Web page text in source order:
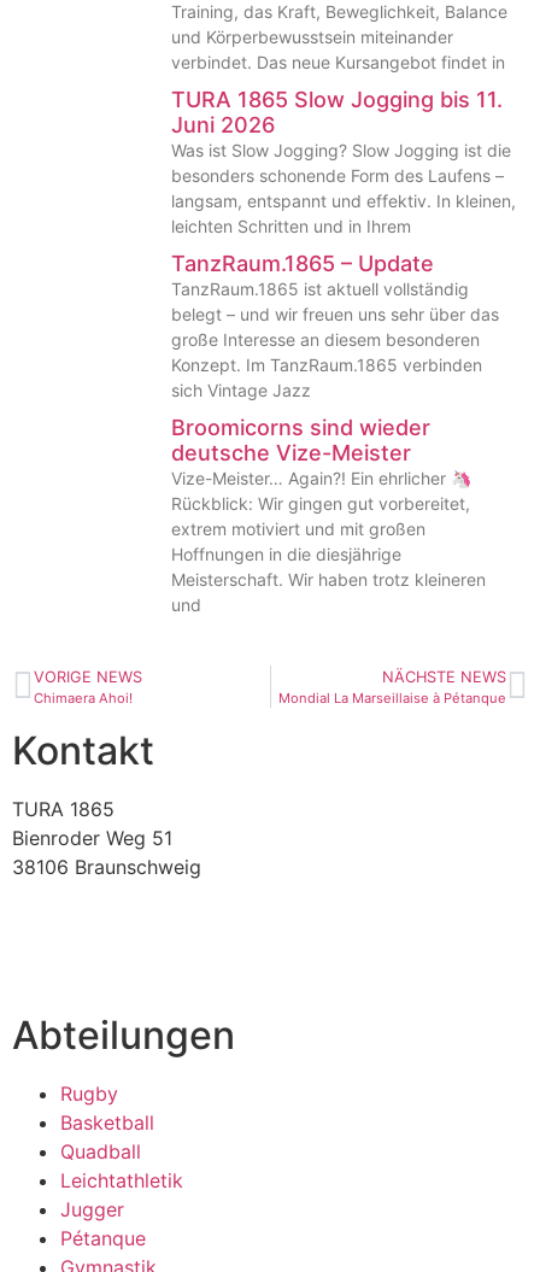
Training, das Kraft, Beweglichkeit, Balance
und Körperbewusstsein miteinander
verbindet. Das neue Kursangebot findet in
TURA 1865 Slow Jogging bis 11.
Juni 2026
Was ist Slow Jogging? Slow Jogging ist die
besonders schonende Form des Laufens –
langsam, entspannt und effektiv. In kleinen,
leichten Schritten und in Ihrem
TanzRaum.1865 – Update
TanzRaum.1865 ist aktuell vollständig
belegt – und wir freuen uns sehr über das
große Interesse an diesem besonderen
Konzept. Im TanzRaum.1865 verbinden
sich Vintage Jazz
Broomicorns sind wieder
deutsche Vize-Meister
Vize-Meister… Again?! Ein ehrlicher 🦄
Rückblick: Wir gingen gut vorbereitet,
extrem motiviert und mit großen
Hoffnungen in die diesjährige
Meisterschaft. Wir haben trotz kleineren
und
VORIGE NEWS
Chimaera Ahoi!
NÄCHSTE NEWS
Mondial La Marseillaise à Pétanque
Kontakt
TURA 1865
Bienroder Weg 51
38106 Braunschweig
Abteilungen
Rugby
Basketball
Quadball
Leichtathletik
Jugger
Pétanque
Gymnastik